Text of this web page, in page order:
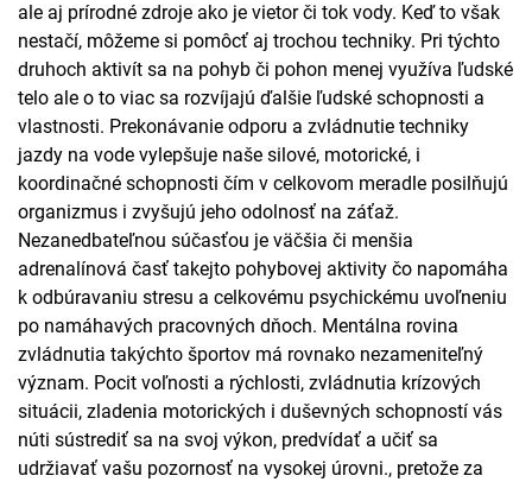
ale aj prírodné zdroje ako je vietor či tok vody. Keď to však
nestačí, môžeme si pomôcť aj trochou techniky. Pri týchto
druhoch aktivít sa na pohyb či pohon menej využíva ľudské
telo ale o to viac sa rozvíjajú ďalšie ľudské schopnosti a
vlastnosti. Prekonávanie odporu a zvládnutie techniky
jazdy na vode vylepšuje naše silové, motorické, i
koordinačné schopnosti čím v celkovom meradle posilňujú
organizmus i zvyšujú jeho odolnosť na záťaž.
Nezanedbateľnou súčasťou je väčšia či menšia
adrenalínová časť takejto pohybovej aktivity čo napomáha
k odbúravaniu stresu a celkovému psychickému uvoľneniu
po namáhavých pracovných dňoch. Mentálna rovina
zvládnutia takýchto športov má rovnako nezameniteľný
význam. Pocit voľnosti a rýchlosti, zvládnutia krízových
situácii, zladenia motorických i duševných schopností vás
núti sústrediť sa na svoj výkon, predvídať a učiť sa
udržiavať vašu pozornosť na vysokej úrovni., pretože za